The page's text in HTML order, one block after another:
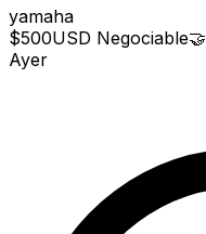
yamaha
$500USD Negociable🤝
Ayer